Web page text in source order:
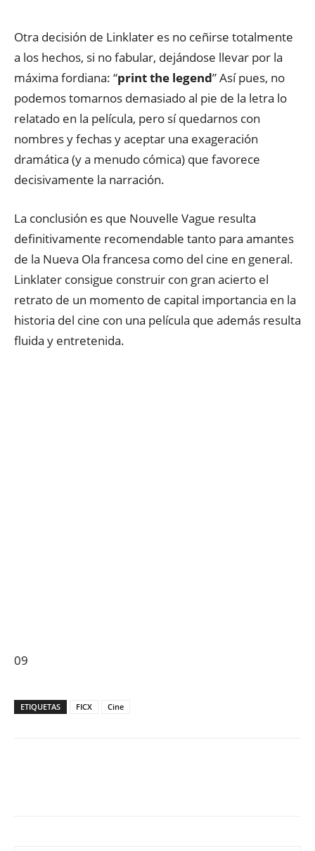
Otra decisión de Linklater es no ceñirse totalmente
a los hechos, si no fabular, dejándose llevar por la
máxima fordiana: “print the legend” Así pues, no
podemos tomarnos demasiado al pie de la letra lo
relatado en la película, pero sí quedarnos con
nombres y fechas y aceptar una exageración
dramática (y a menudo cómica) que favorece
decisivamente la narración.
La conclusión es que Nouvelle Vague resulta
definitivamente recomendable tanto para amantes
de la Nueva Ola francesa como del cine en general.
Linklater consigue construir con gran acierto el
retrato de un momento de capital importancia en la
historia del cine con una película que además resulta
fluida y entretenida.
09
ETIQUETAS FICX Cine